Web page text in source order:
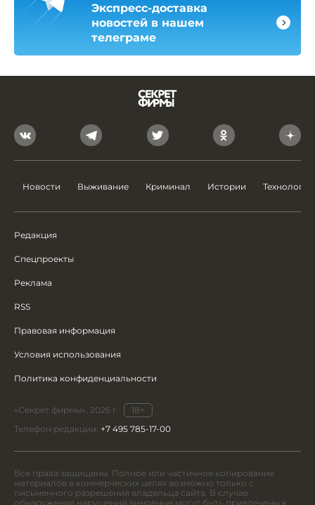
Экспресс-доставка
новостей в нашем
телеграме
Новости Выживание Криминал Истории Технологии
Редакция
Спецпроекты
Реклама
RSS
Правовая информация
Условия использования
Политика конфиденциальности
«Секрет фирмы», 2026 г.
18+
Телефон редакции: +7 495 785-17-00
Все права защищены. Полное или частичное копирование
материалов в коммерческих целях возможно только с
письменного разрешения владельца сайта. В случае
обнаружения нарушений виновные могут быть привлечены к